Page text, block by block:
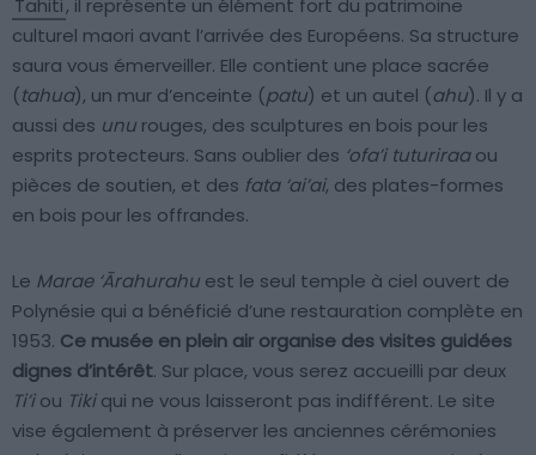
culturel maori avant l’arrivée des Européens. Sa structure
saura vous émerveiller. Elle contient une place sacrée
(tahua), un mur d’enceinte (patu) et un autel (ahu). Il y a
aussi des unu rouges, des sculptures en bois pour les
esprits protecteurs. Sans oublier des ‘ofa’i tuturiraaou
pièces de soutien, et des fata ‘ai’ai, des plates-formes
en bois pour les offrandes.
Le Marae ‘Ārahurahu est le seul temple à ciel ouvert de
Polynésie qui a bénéficié d’une restauration complète en
1953. Ce musée en plein air organise des visites guidées
dignes d’intérêt. Sur place, vous serez accueilli par deux
Ti’iou Tikiqui ne vous laisseront pas indifférent. Le site
vise également à préserver les anciennes cérémonies